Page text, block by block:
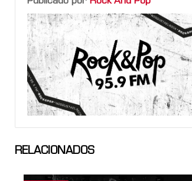
RELACIONADOS